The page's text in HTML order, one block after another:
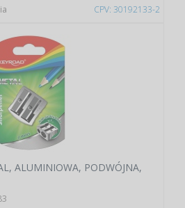
CPV: 30192133-2
ALUMINIOWA, PODWÓJNA,